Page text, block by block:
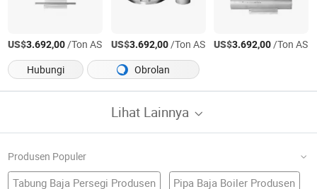
US$3.692,00/Ton AS US$3.692,00/Ton AS US$3.692,00/Ton AS
Hubungi
Obrolan
Lihat Lainnya
Produsen Populer
Tabung Baja Persegi Produsen Pipa Baja Boiler Produsen